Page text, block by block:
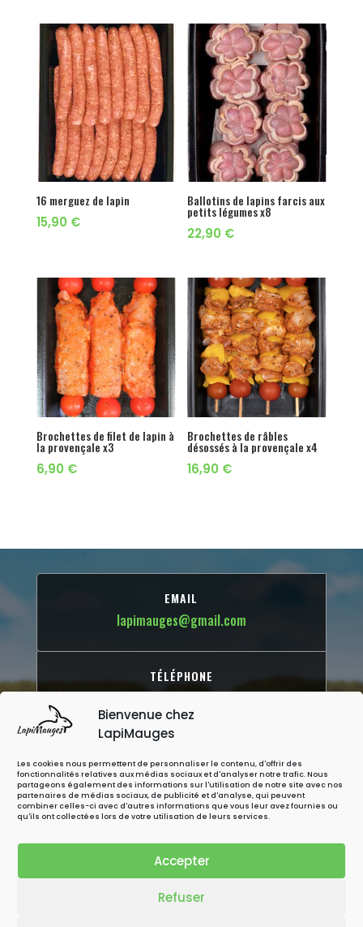
Bienvenue chez
LapiMauges
Les cookies nous permettent de personnaliser le contenu, d'offrir des
fonctionnalités relatives aux médias sociaux et d'analyser notre trafic. Nous
partageons également des informations sur l'utilisation de notre site avec nos
partenaires de médias sociaux, de publicité et d'analyse, qui peuvent
combiner celles-ci avec d'autres informations que vous leur avez fournies ou
qu'ils ont collectées lors de votre utilisation de leurs services.
Accepter
Refuser
16 merguez de lapin
15,90 €
Ballotins de lapins farcis aux
petits légumes x8
22,90 €
Brochettes de filet de lapin à
la provençale x3
6,90 €
Brochettes de râbles
désossés à la provençale x4
16,90 €
EMAIL
lapimauges@gmail.com
TÉLÉPHONE
06 73 68 35 45
212 Les Ragonnières
49600 Beaupréau-en-Mauges
(Entre Angers et Cholet)
MENTIONS LÉGALES